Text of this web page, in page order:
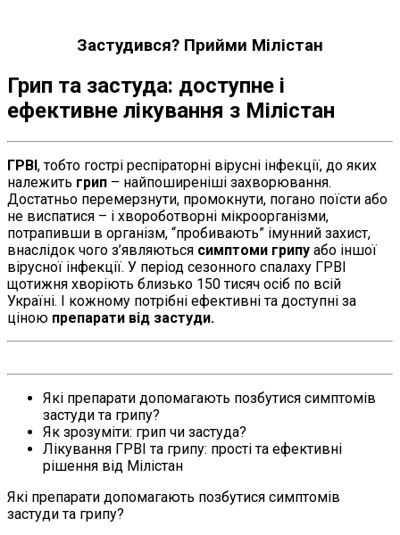
Застудився? Прийми Мілістан
Грип та застуда: доступне і
ефективне лікування з Мілістан
ГРВІ, тобто гострі респіраторні вірусні інфекції, до яких
належить грип – найпоширеніші захворювання.
Достатньо перемерзнути, промокнути, погано поїсти або
не виспатися – і хвороботворні мікроорганізми,
потрапивши в організм, “пробивають” імунний захист,
внаслідок чого з’являються симптоми грипу або іншої
вірусної інфекції. У період сезонного спалаху ГРВІ
щотижня хворіють близько 150 тисяч осіб по всій
Україні. І кожному потрібні ефективні та доступні за
ціною препарати від застуди.
Які препарати допомагають позбутися симптомів
застуди та грипу?
Як зрозуміти: грип чи застуда?
Лікування ГРВІ та грипу: прості та ефективні
рішення від Мілістан
Які препарати допомагають позбутися симптомів
застуди та грипу?